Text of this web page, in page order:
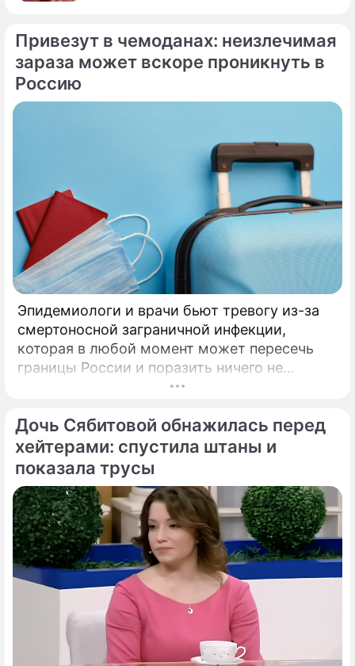
Привезут в чемоданах: неизлечимая
зараза может вскоре проникнуть в
Россию
Эпидемиологи и врачи бьют тревогу из-за
смертоносной заграничной инфекции,
которая в любой момент может пересечь
границы России и поразить ничего не
подозревающих граждан. Россию
угрозе: в страну могут завезти неизлечимый
и смертоносный вирус Бурбон.
Дочь Сябитовой обнажилась перед
хейтерами: спустила штаны и
показала трусы